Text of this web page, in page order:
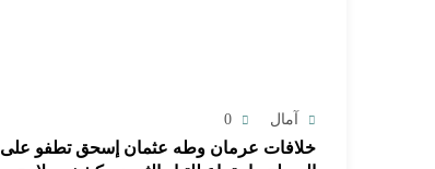
آمال 0
خلافات عرمان وطه عثمان إسحق تطفو على